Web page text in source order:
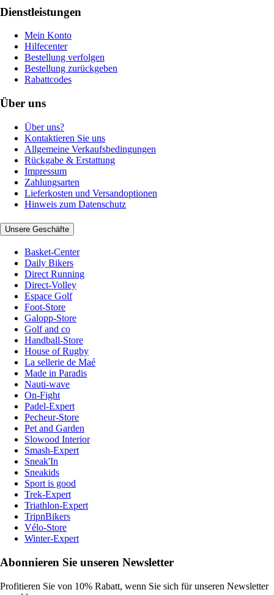
Dienstleistungen
Mein Konto
Hilfecenter
Bestellung verfolgen
Bestellung zurückgeben
Rabattcodes
Über uns
Über uns?
Kontaktieren Sie uns
Allgemeine Verkaufsbedingungen
Rückgabe & Erstattung
Impressum
Zahlungsarten
Lieferkosten und Versandoptionen
Hinweis zum Datenschutz
Unsere Geschäfte
Basket-Center
Daily Bikers
Direct Running
Direct-Volley
Espace Golf
Foot-Store
Galopp-Store
Golf and co
Handball-Store
House of Rugby
La sellerie de Maé
Made in Paradis
Nauti-wave
On-Fight
Padel-Expert
Pecheur-Store
Pet and Garden
Slowood Interior
Smash-Expert
Sneak'In
Sneakids
Sport is good
Trek-Expert
Triathlon-Expert
TripnBikers
Vélo-Store
Winter-Expert
Abonnieren Sie unseren Newsletter
Profitieren Sie von 10% Rabatt, wenn Sie sich für unseren Newsletter